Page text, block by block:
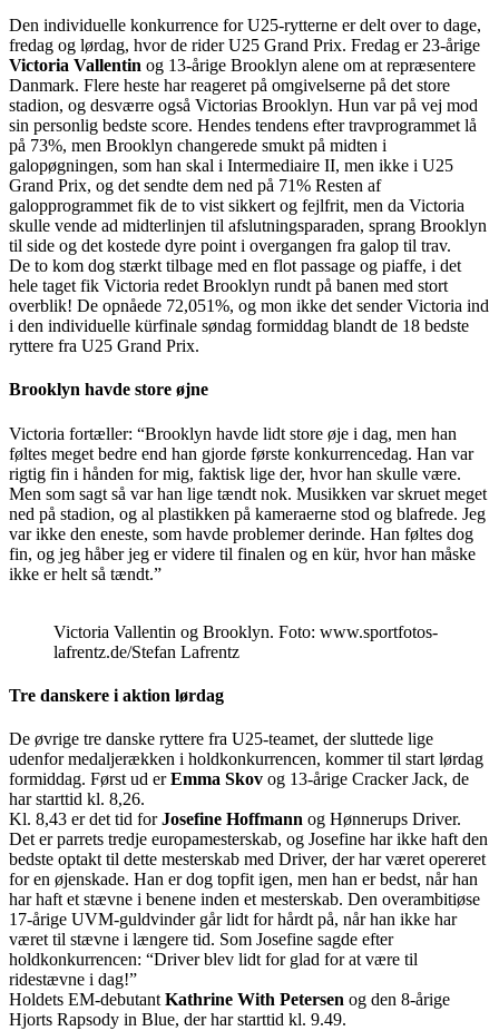
Den individuelle konkurrence for U25-rytterne er delt over to dage,
fredag og lørdag, hvor de rider U25 Grand Prix. Fredag er 23-årige
Victoria Vallentin og 13-årige Brooklyn alene om at repræsentere
Danmark. Flere heste har reageret på omgivelserne på det store
stadion, og desværre også Victorias Brooklyn. Hun var på vej mod
sin personlig bedste score. Hendes tendens efter travprogrammet lå
på 73%, men Brooklyn changerede smukt på midten i
galopøgningen, som han skal i Intermediaire II, men ikke i U25
Grand Prix, og det sendte dem ned på 71% Resten af
galopprogrammet fik de to vist sikkert og fejlfrit, men da Victoria
skulle vende ad midterlinjen til afslutningsparaden, sprang Brooklyn
til side og det kostede dyre point i overgangen fra galop til trav.
De to kom dog stærkt tilbage med en flot passage og piaffe, i det
hele taget fik Victoria redet Brooklyn rundt på banen med stort
overblik! De opnåede 72,051%, og mon ikke det sender Victoria ind
i den individuelle kürfinale søndag formiddag blandt de 18 bedste
ryttere fra U25 Grand Prix.
Brooklyn havde store øjne
Victoria fortæller: “Brooklyn havde lidt store øje i dag, men han
føltes meget bedre end han gjorde første konkurrencedag. Han var
rigtig fin i hånden for mig, faktisk lige der, hvor han skulle være.
Men som sagt så var han lige tændt nok. Musikken var skruet meget
ned på stadion, og al plastikken på kameraerne stod og blafrede. Jeg
var ikke den eneste, som havde problemer derinde. Han føltes dog
fin, og jeg håber jeg er videre til finalen og en kür, hvor han måske
ikke er helt så tændt.”
Victoria Vallentin og Brooklyn. Foto: www.sportfotos-
lafrentz.de/Stefan Lafrentz
Tre danskere i aktion lørdag
De øvrige tre danske ryttere fra U25-teamet, der sluttede lige
udenfor medaljerækken i holdkonkurrencen, kommer til start lørdag
formiddag. Først ud erEmma Skov og 13-årige Cracker Jack, de
har starttid kl. 8,26.
Kl. 8,43 er det tid forJosefine Hoffmann og Hønnerups Driver.
Det er parrets tredje europamesterskab, og Josefine har ikke haft den
bedste optakt til dette mesterskab med Driver, der har været opereret
for en øjenskade. Han er dog topfit igen, men han er bedst, når han
har haft et stævne i benene inden et mesterskab. Den overambitiøse
17-årige UVM-guldvinder går lidt for hårdt på, når han ikke har
været til stævne i længere tid. Som Josefine sagde efter
holdkonkurrencen: “Driver blev lidt for glad for at være til
ridestævne i dag!”
Holdets EM-debutant Kathrine With Petersen og den 8-årige
Hjorts Rapsody in Blue, der har starttid kl. 9.49.